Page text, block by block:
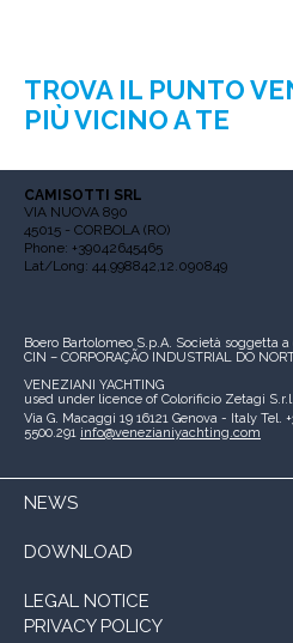
TROVA IL PUNTO
PIÙ VICINO A TE
CAMISOTTI SRL
VIA NUOVA 890
45015 - CORBOLA (RO)
Phone: +39042645465
Lat/Long: 44.998842,12.090849
Boero Bartolomeo S.p.A. Società soggetta
CIN – CORPORAÇÃO INDUSTRIAL DO
VENEZIANI YACHTING
used under licence of Colorificio Zetagi S.r.l.
Via G. Macaggi 19 16121 Genova - Italy Tel.
5500.291 info@venezianiyachting.com
NEWS
DOWNLOAD
LEGAL NOTICE
PRIVACY POLICY